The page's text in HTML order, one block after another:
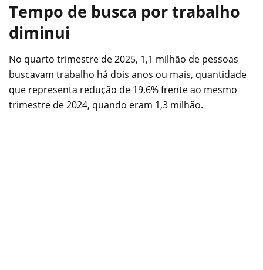
Tempo de busca por trabalho
diminui
No quarto trimestre de 2025, 1,1 milhão de pessoas
buscavam trabalho há dois anos ou mais, quantidade
que representa redução de 19,6% frente ao mesmo
trimestre de 2024, quando eram 1,3 milhão.